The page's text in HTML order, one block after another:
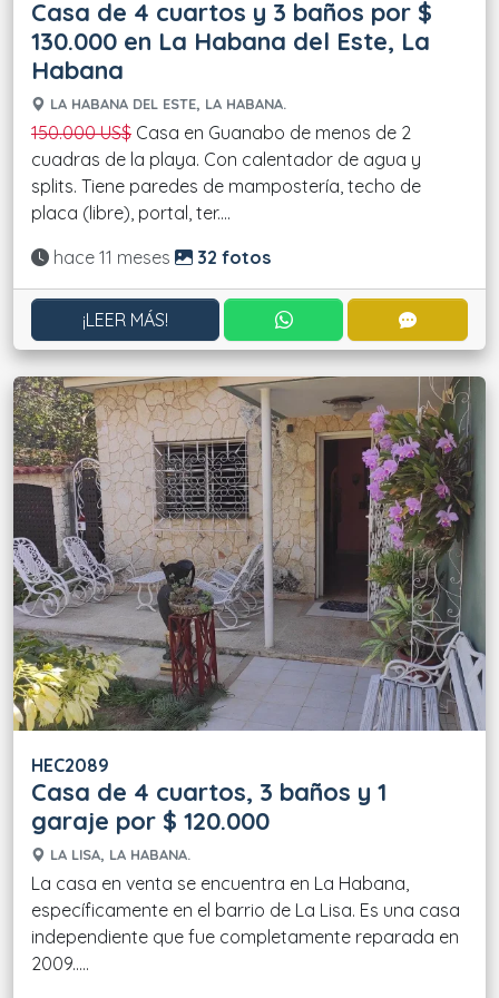
Casa de 4 cuartos y 3 baños por $
130.000 en La Habana del Este, La
Habana
LA HABANA DEL ESTE, LA HABANA.
150.000 US$ Casa en Guanabo de menos de 2
cuadras de la playa. Con calentador de agua y
splits. Tiene paredes de mampostería, techo de
placa (libre), portal, ter....
Actualizado:
hace 11 meses 32 fotos
¡LEER MÁS! CONTACTAR POR
HEC2089
Casa de 4 cuartos, 3 baños y 1
garaje por $ 120.000
LA LISA, LA HABANA.
La casa en venta se encuentra en La Habana,
específicamente en el barrio de La Lisa. Es una casa
independiente que fue completamente reparada en
2009.....